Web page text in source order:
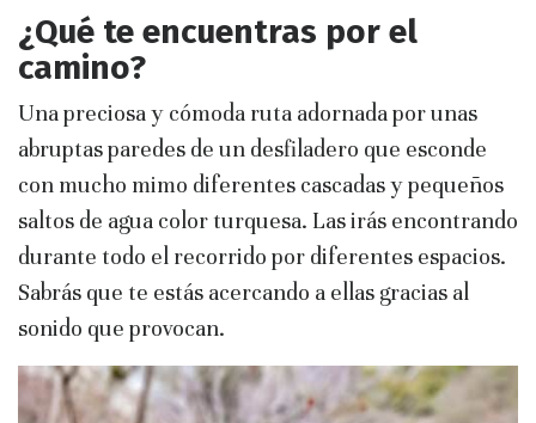
¿Qué te encuentras por el
camino?
Una preciosa y cómoda ruta adornada por unas
abruptas paredes de un desfiladero que esconde
con mucho mimo diferentes cascadas y pequeños
saltos de agua color turquesa. Las irás encontrando
durante todo el recorrido por diferentes espacios.
Sabrás que te estás acercando a ellas gracias al
sonido que provocan.